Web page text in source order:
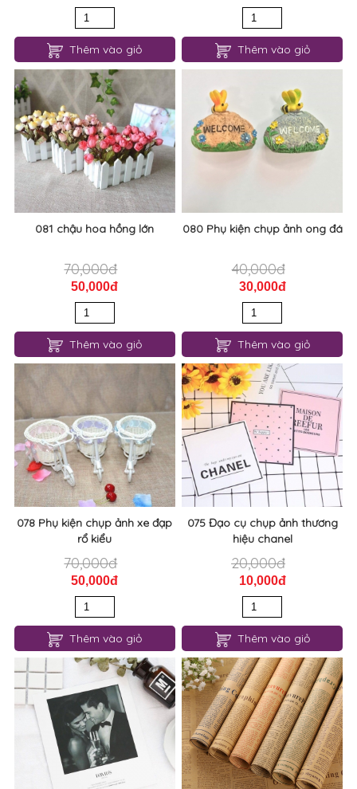
Thêm vào giỏ Thêm vào giỏ
081 chậu hoa hồng lớn
70,000đ
50,000đ
Thêm vào giỏ
080 Phụ kiện chụp ảnh ong đá
40,000đ
30,000đ
Thêm vào giỏ
078 Phụ kiện chụp ảnh xe đạp
rổ kiểu
70,000đ
50,000đ
Thêm vào giỏ
075 Đạo cụ chụp ảnh thương
hiệu chanel
20,000đ
10,000đ
Thêm vào giỏ